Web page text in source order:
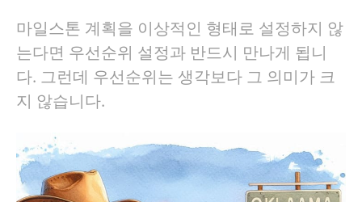
마일스톤 계획을 이상적인 형태로 설정하지 않
는다면 우선순위 설정과 반드시 만나게 됩니
다. 그런데 우선순위는 생각보다 그 의미가 크
지 않습니다.